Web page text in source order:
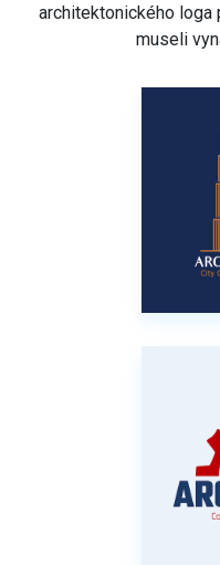
architektonického
museli